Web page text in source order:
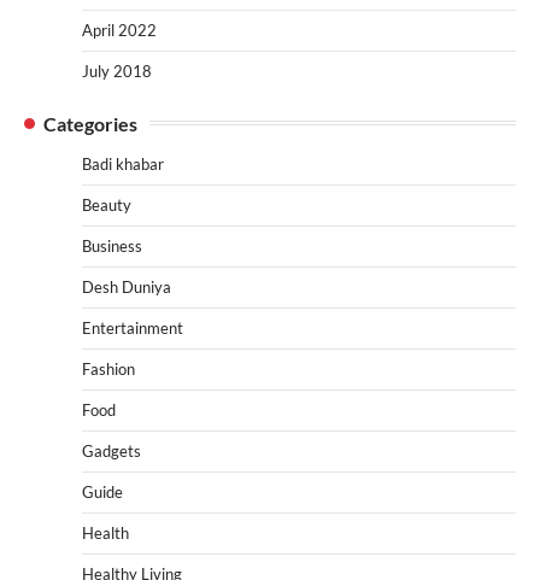
April 2022
July 2018
Categories
Badi khabar
Beauty
Business
Desh Duniya
Entertainment
Fashion
Food
Gadgets
Guide
Health
Healthy Living